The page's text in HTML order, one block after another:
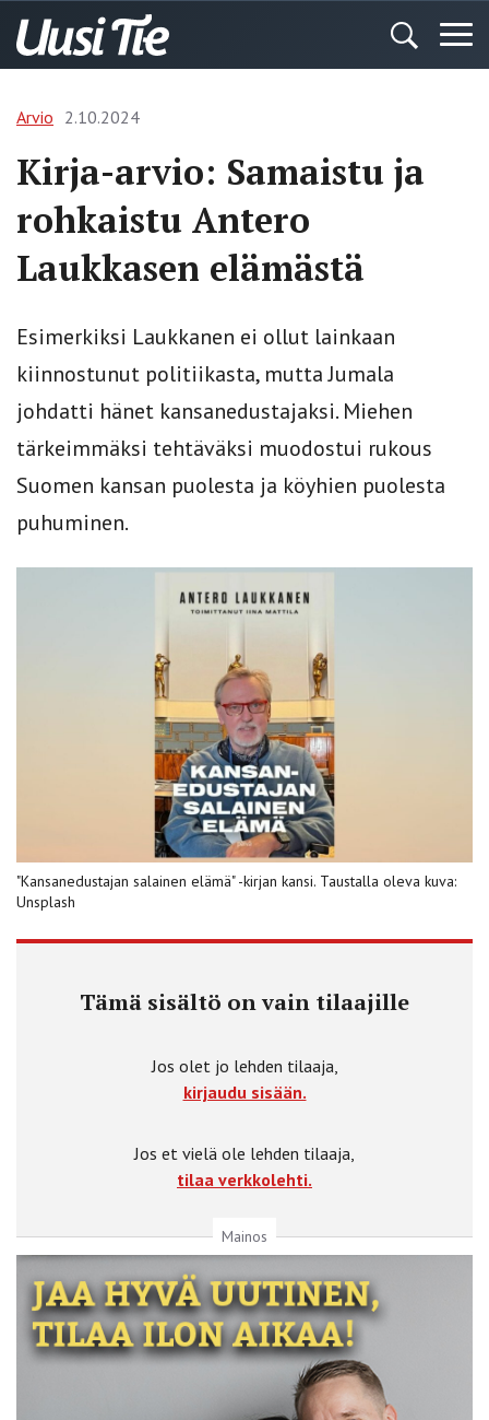
Arvio 2.10.2024
Kirja-arvio: Samaistu ja
rohkaistu Antero
Laukkasen elämästä
Esimerkiksi Laukkanen ei ollut lainkaan
kiinnostunut politiikasta, mutta Jumala
johdatti hänet kansanedustajaksi. Miehen
tärkeimmäksi tehtäväksi muodostui rukous
Suomen kansan puolesta ja köyhien puolesta
puhuminen.
"Kansanedustajan salainen elämä" -kirjan kansi. Taustalla oleva kuva:
Unsplash
Tämä sisältö on vain tilaajille
Jos olet jo lehden tilaaja,
kirjaudu sisään.
Jos et vielä ole lehden tilaaja,
tilaa verkkolehti.
Mainos